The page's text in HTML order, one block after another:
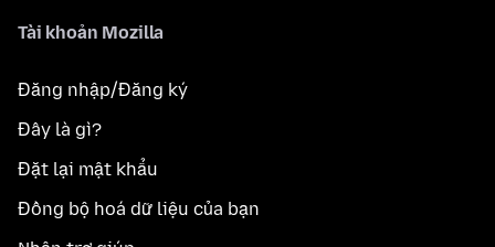
Tài khoản Mozilla
Đăng nhập/Đăng ký
Đây là gì?
Đặt lại mật khẩu
Đồng bộ hoá dữ liệu của bạn